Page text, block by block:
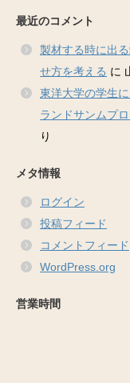
最近のコメント
製材する時に出
せ方を考える に
東洋大学の学生
ランドサンムプ
り
メタ情報
ログイン
投稿フィード
コメントフィード
WordPress.org
営業時間